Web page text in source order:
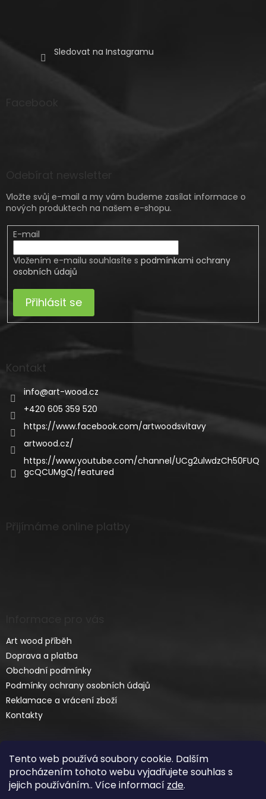
Tento web používá soubory cookie. Dalším
procházením tohoto webu vyjadřujete souhlas s
jejich používáním.. Více informací zde.
Sledovat na Instagramu
Vložte svůj e-mail a my vám budeme zasílat informace o
nových produktech na našem e-shopu.
E-mail
Vložením e-mailu souhlasíte s podmínkami ochrany
osobních údajů
Přihlásit se
Kontakt
info@art-wood.cz
+420 605 359 520
https://www.facebook.com/artwoodsvitavy
artwood.cz/
https://www.youtube.com/channel/UCg2ulwdzCh50FUQ
gcQCUMgQ/featured
Přijímáme online platby
Art wood příběh
Doprava a platba
Obchodní podmínky
Podmínky ochrany osobních údajů
Reklamace a vrácení zboží
Kontakty